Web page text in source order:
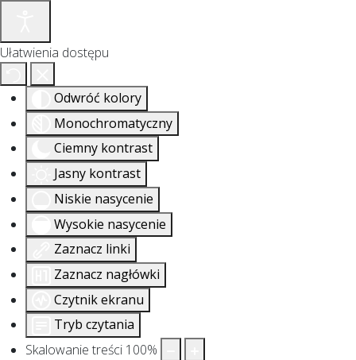
Ułatwienia dostępu
Odwróć kolory
Monochromatyczny
Ciemny kontrast
Jasny kontrast
Niskie nasycenie
Wysokie nasycenie
Zaznacz linki
Zaznacz nagłówki
Czytnik ekranu
Tryb czytania
Skalowanie treści 100%